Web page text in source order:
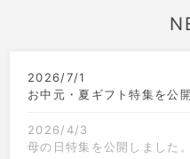
2026/7/1
お中元・夏ギフト特集を公
2026/4/3
母の日特集を公開しました。